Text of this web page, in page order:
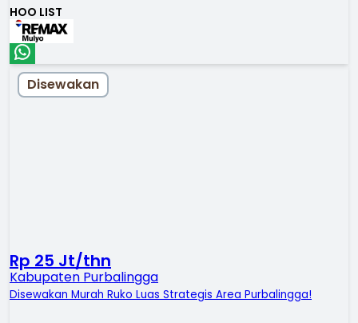
HOO LIST
Disewakan
Rp 25 Jt/thn
Kabupaten Purbalingga
Disewakan Murah Ruko Luas Strategis Area Purbalingga!